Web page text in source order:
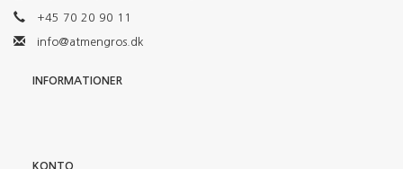
+45 70 20 90 11
info@atmengros.dk
INFORMATIONER
KONTO